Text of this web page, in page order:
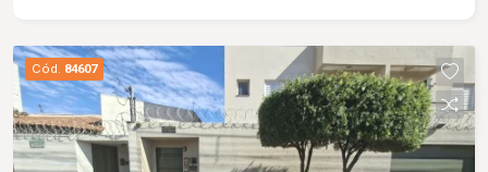
Cód. 84607